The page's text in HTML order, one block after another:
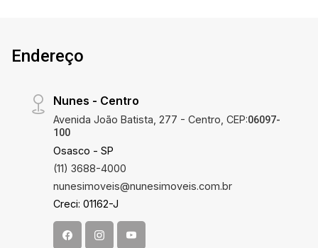
Endereço
Nunes - Centro
Avenida João Batista, 277 - Centro, CEP:06097-
100
Osasco - SP
(11) 3688-4000
nunesimoveis@nunesimoveis.com.br
Creci: 01162-J